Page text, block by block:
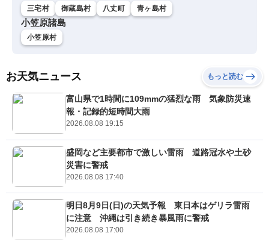
三宅村 御蔵島村 八丈町 青ヶ島村
小笠原諸島
小笠原村
お天気ニュース もっと読む
富山県で1時間に109mmの猛烈な雨 気象防災速
報・記録的短時間大雨
2026.08.08 19:15
盛岡など主要都市で激しい雷雨 道路冠水や土砂
災害に警戒
2026.08.08 17:40
明日8月9日(日)の天気予報 東日本はゲリラ雷雨
に注意 沖縄は引き続き暴風雨に警戒
2026.08.08 17:00